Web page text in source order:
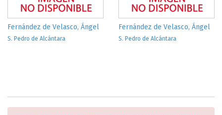
Fernández de Velasco, Ángel
S. Pedro de Alcántara
Fernández de Velasco, Ángel
S. Pedro de Alcántara